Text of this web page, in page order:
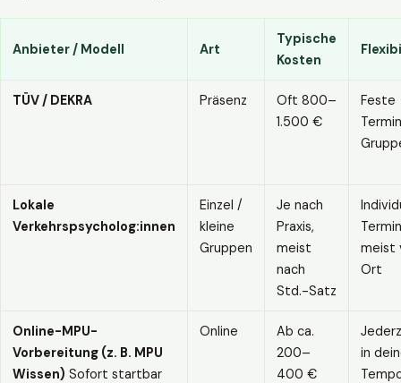
Anbieter / Modell Art
Typische
Kosten
TÜV / DEKRA Präsenz
Oft 800–
1.500 €
Feste
Lokale
Verkehrspsycholog:innen
Einzel /
kleine
Gruppen
Je nach
Praxis,
meist
nach
Std.-Satz
meist
Ort
Online-MPU-
Vorbereitung (z. B. MPU
Wissen) Sofort startbar
Online
Ab ca.
200–
400 €
in